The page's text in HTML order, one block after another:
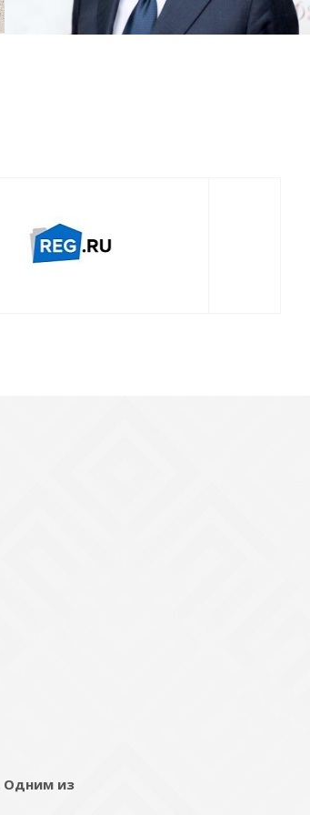
Смотреть проект
Одним из